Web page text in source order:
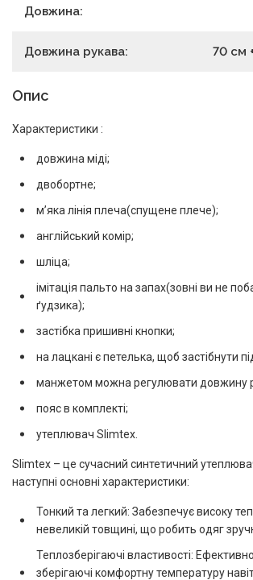
Довжина:
Довжина рукава: 70 см
Опис
Характеристики :
довжина міді;
двобортне;
мʼяка лінія плеча(спущене плече);
англійський комір;
шліца;
імітація пальто на запах(зовні ви не
ґудзика);
застібка пришивні кнопки;
на лацкані є петелька, щоб застібнути
манжетом можна регулювати довжину
пояс в комплекті;
утеплювач Slimtex.
Slimtex – це сучасний синтетичний
наступні основні характеристики:
Тонкий та легкий: Забезпечує високу
невеликій товщині, що робить одяг
Теплозберігаючі властивості:
зберігаючі комфортну температуру